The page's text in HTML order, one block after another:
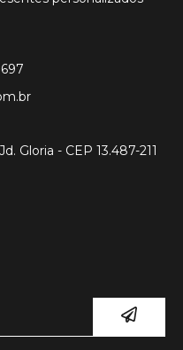
Gloria - CEP 13.487-211